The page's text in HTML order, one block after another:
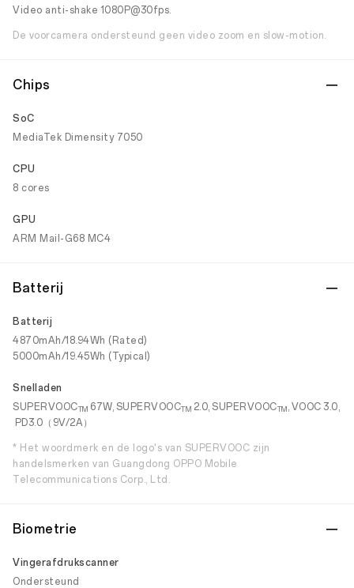
Video anti-shake 1080P@30fps.
De voorcamera ondersteund geen video zoom en slow-motion.
Chips
SoC
MediaTek Dimensity 7050
CPU
8 cores
GPU
ARM Mail-G68 MC4
Batterij
Batterij
4870mAh/18.94Wh (Rated)
5000mAh/19.45Wh (Typical)
Snelladen
SUPERVOOCTM 67W, SUPERVOOCTM 2.0, SUPERVOOCTM, VOOC 3.0,
PD3.0（9V/2A）
* Het woordmerk en de logo's van SUPERVOOC zijn
handelsmerken van Guangdong OPPO Mobile
Telecommunications Corp., Ltd.
Biometrie
Vingerafdrukscanner
Ondersteund